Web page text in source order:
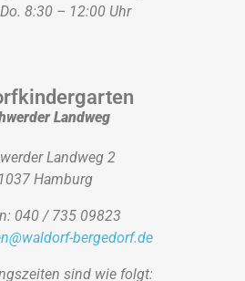
8:30 – 12:00 Uhr
Landweg
Landweg 2
Hamburg
040 / 735 09823
bergedorf.de
sind wie folgt: